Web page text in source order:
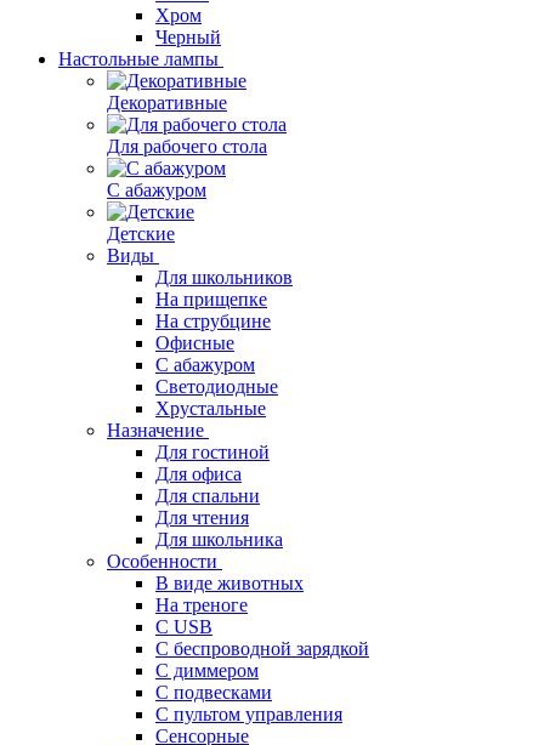
Хром
Черный
Настольные лампы
Декоративные
Для рабочего стола
С абажуром
Детские
Виды
Для школьников
На прищепке
На струбцине
Офисные
С абажуром
Светодиодные
Хрустальные
Назначение
Для гостиной
Для офиса
Для спальни
Для чтения
Для школьника
Особенности
В виде животных
На треноге
С USB
С беспроводной зарядкой
С диммером
С подвесками
С пультом управления
Сенсорные